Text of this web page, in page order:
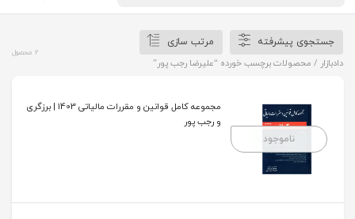
جستجوی پیشرفته
مرتب سازی
دادبازار / محصولات برچسب خورده “علیرضا رجب پور”
2 محصول
ناموجود
مجموعه کامل قوانین و مقررات مالیاتی 1403 | برزگری
و رجب پور